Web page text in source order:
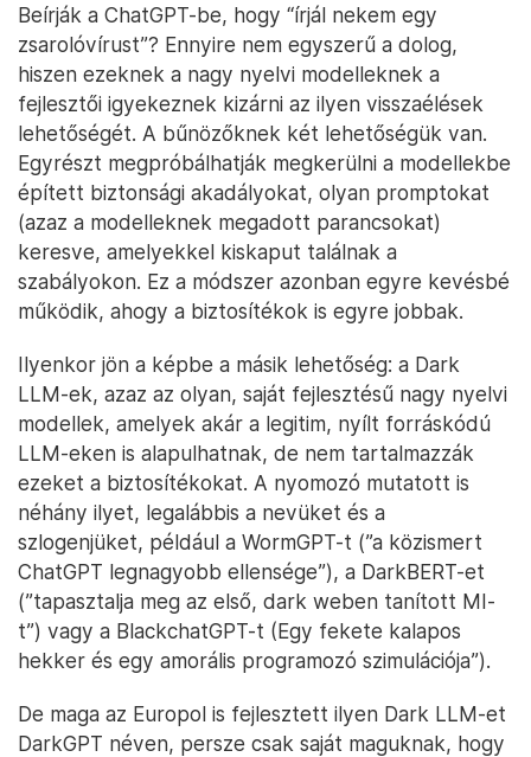
Beírják a ChatGPT-be, hogy “írjál nekem egy
zsarolóvírust”? Ennyire nem egyszerű a dolog,
hiszen ezeknek a nagy nyelvi modelleknek a
fejlesztői igyekeznek kizárni az ilyen visszaélések
lehetőségét. A bűnözőknek két lehetőségük van.
Egyrészt megpróbálhatják megkerülni a modellekbe
épített biztonsági akadályokat, olyan promptokat
(azaz a modelleknek megadott parancsokat)
keresve, amelyekkel kiskaput találnak a
szabályokon. Ez a módszer azonban egyre kevésbé
működik, ahogy a biztosítékok is egyre jobbak.
Ilyenkor jön a képbe a másik lehetőség: a Dark
LLM-ek, azaz az olyan, saját fejlesztésű nagy nyelvi
modellek, amelyek akár a legitim, nyílt forráskódú
LLM-eken is alapulhatnak, de nem tartalmazzák
ezeket a biztosítékokat. A nyomozó mutatott is
néhány ilyet, legalábbis a nevüket és a
szlogenjüket, például a WormGPT-t (”a közismert
ChatGPT legnagyobb ellensége”), a DarkBERT-et
(”tapasztalja meg az első, dark weben tanított MI-
t”) vagy a BlackchatGPT-t (Egy fekete kalapos
hekker és egy amorális programozó szimulációja”).
De maga az Europol is fejlesztett ilyen Dark LLM-et
DarkGPT néven, persze csak saját maguknak, hogy